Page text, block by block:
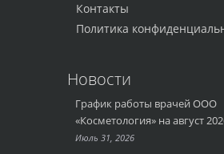
Контакты
Политика
Новости
График работы врачей ООО
«Косметология» на август
Июль 31, 2026